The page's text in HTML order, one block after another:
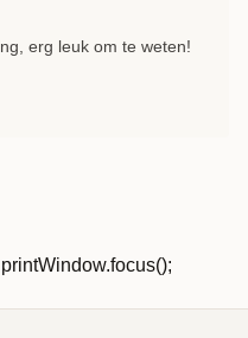
erg leuk om te weten!